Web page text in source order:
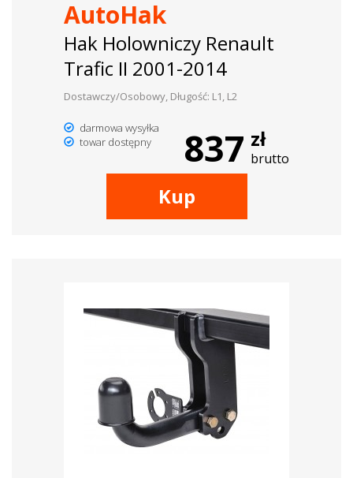
AutoHak
Hak Holowniczy Renault
Trafic II 2001-2014
Dostawczy/Osobowy, Długość: L1, L2
darmowa wysyłka
towar dostępny
837 zł
brutto
Kup